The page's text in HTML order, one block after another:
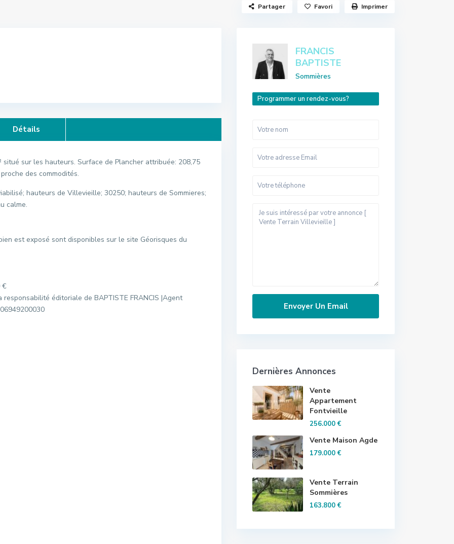
Partager Favori Imprimer
Détails
situé sur les hauteurs. Surface de Plancher attribuée: 208,75
des commodités.
hauteurs de Villevieille; 30250; hauteurs de Sommieres;
calme.
est exposé sont disponibles sur le site Géorisques du
€
éditoriale de BAPTISTE FRANCIS |Agent
FRANCIS
BAPTISTE
Sommières
Programmer un rendez-vous?
Dernières Annonces
Vente
Appartement
Fontvieille
256.000 €
Vente Maison Agde
179.000 €
Vente Terrain
Sommières
163.800 €